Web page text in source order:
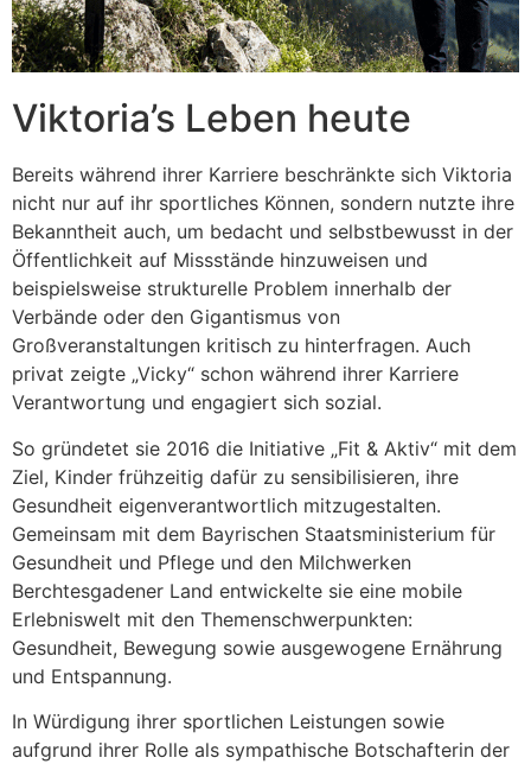
Viktoria’s Leben heute
Bereits während ihrer Karriere beschränkte sich Viktoria
nicht nur auf ihr sportliches Können, sondern nutzte ihre
Bekanntheit auch, um bedacht und selbstbewusst in der
Öffentlichkeit auf Missstände hinzuweisen und
beispielsweise strukturelle Problem innerhalb der
Verbände oder den Gigantismus von
Großveranstaltungen kritisch zu hinterfragen. Auch
privat zeigte „Vicky“ schon während ihrer Karriere
Verantwortung und engagiert sich sozial.
So gründetet sie 2016 die Initiative „Fit & Aktiv“ mit dem
Ziel, Kinder frühzeitig dafür zu sensibilisieren, ihre
Gesundheit eigenverantwortlich mitzugestalten.
Gemeinsam mit dem Bayrischen Staatsministerium für
Gesundheit und Pflege und den Milchwerken
Berchtesgadener Land entwickelte sie eine mobile
Erlebniswelt mit den Themenschwerpunkten:
Gesundheit, Bewegung sowie ausgewogene Ernährung
und Entspannung.
In Würdigung ihrer sportlichen Leistungen sowie
aufgrund ihrer Rolle als sympathische Botschafterin der